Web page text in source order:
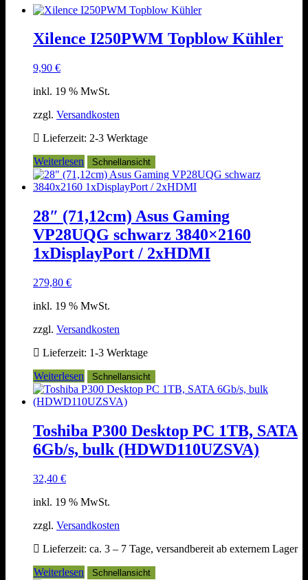
Xilence I250PWM Topblow Kühler
9,90 €
inkl. 19 % MwSt.
zzgl. Versandkosten
Lieferzeit: 2-3 Werktage
Weiterlesen
Schnellansicht
28″ (71,12cm) Asus Gaming
VP28UQG schwarz 3840×2160
1xDisplayPort / 2xHDMI
279,80 €
inkl. 19 % MwSt.
zzgl. Versandkosten
Lieferzeit: 1-3 Werktage
Weiterlesen
Schnellansicht
Toshiba P300 Desktop PC 1TB, SATA
6Gb/s, bulk (HDWD110UZSVA)
32,40 €
inkl. 19 % MwSt.
zzgl. Versandkosten
Lieferzeit: ca. 3 – 7 Tage, versandbereit ab externem Lager
Weiterlesen
Schnellansicht